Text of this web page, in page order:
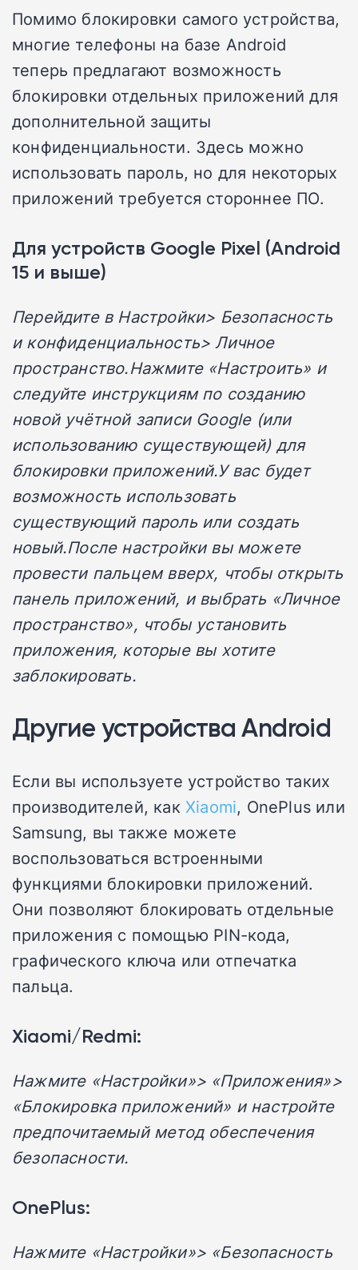
Помимо блокировки самого устройства,
многие телефоны на базе Android
теперь предлагают возможность
блокировки отдельных приложений для
дополнительной защиты
конфиденциальности. Здесь можно
использовать пароль, но для некоторых
приложений требуется стороннее ПО.
Для устройств Google Pixel (Android
15 и выше)
Перейдите в Настройки> Безопасность
и конфиденциальность> Личное
пространство.Нажмите «Настроить» и
следуйте инструкциям по созданию
новой учётной записи Google (или
использованию существующей) для
блокировки приложений.У вас будет
возможность использовать
существующий пароль или создать
новый.После настройки вы можете
провести пальцем вверх, чтобы открыть
панель приложений, и выбрать «Личное
пространство», чтобы установить
приложения, которые вы хотите
заблокировать.
Другие устройства Android
Если вы используете устройство таких
производителей, как Xiaomi, OnePlus или
Samsung, вы также можете
воспользоваться встроенными
функциями блокировки приложений.
Они позволяют блокировать отдельные
приложения с помощью PIN-кода,
графического ключа или отпечатка
пальца.
Xiaomi/Redmi:
Нажмите «Настройки»> «Приложения»>
«Блокировка приложений» и настройте
предпочитаемый метод обеспечения
безопасности.
OnePlus:
Нажмите «Настройки»> «Безопасность